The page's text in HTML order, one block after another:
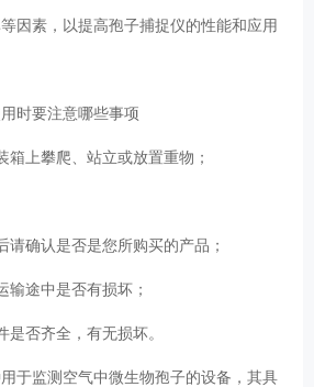
因素，以提高孢子捕捉仪的性能和应用
时要注意哪些事项
箱上攀爬、站立或放置重物；
请确认是否是您所购买的产品；
输途中是否有损坏；
是否齐全，有无损坏。
于监测空气中微生物孢子的设备，其具